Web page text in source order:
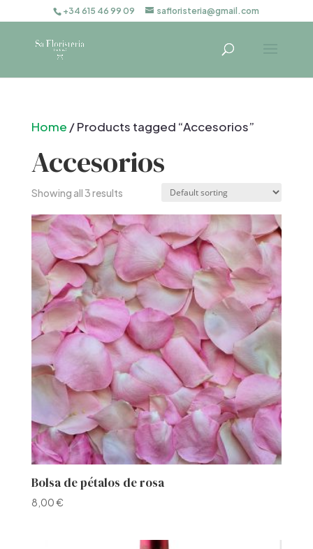
+34 615 46 99 09 safloristeria@gmail.com
Home / Products tagged “Accesorios”
Accesorios
Showing all 3 results
Bolsa de pétalos de rosa
8,00€